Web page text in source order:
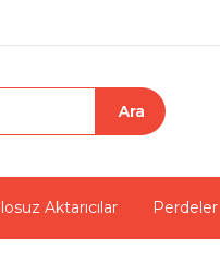
Aktarıcılar Perdeler